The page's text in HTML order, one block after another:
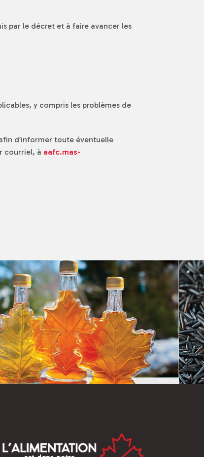
par le décret et à faire avancer les
y compris les problèmes de
d’informer toute éventuelle
courriel, à aafc.mas-